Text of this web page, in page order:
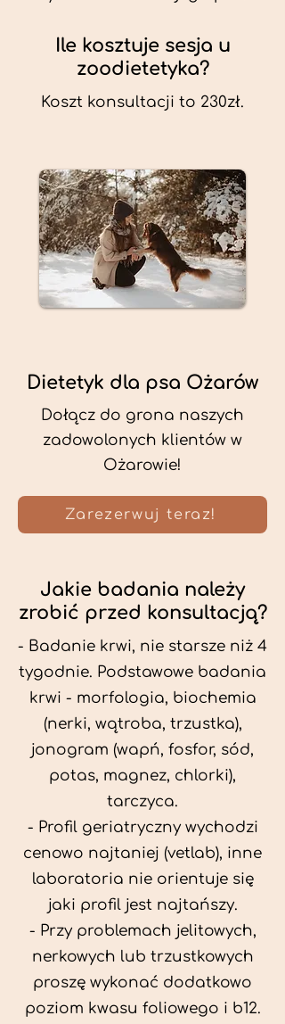
Ile kosztuje sesja u
zoodietetyka?
Koszt konsultacji to 230zł.
Dietetyk dla psa Ożarów
Dołącz do grona naszych
zadowolonych klientów w
Ożarowie!
Zarezerwuj teraz!
Jakie badania należy
zrobić przed konsultacją?
- Badanie krwi, nie starsze niż 4
tygodnie. Podstawowe badania
krwi - morfologia, biochemia
(nerki, wątroba, trzustka),
jonogram (wapń, fosfor, sód,
potas, magnez, chlorki),
tarczyca.
- Profil geriatryczny wychodzi
cenowo najtaniej (vetlab), inne
laboratoria nie orientuje się
jaki profil jest najtańszy.
- Przy problemach jelitowych,
nerkowych lub trzustkowych
proszę wykonać dodatkowo
poziom kwasu foliowego i b12.